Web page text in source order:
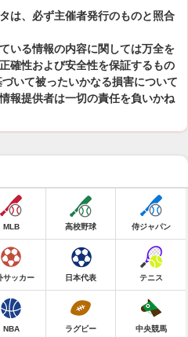
は、必ず主催者発行のものと照合
いる情報の内容に関しては万全を
確性および安全性を保証するもの
いて被ったいかなる損害について
報提供者は一切の責任を負いかね
MLB 高校野球 侍ジャパン
サッカー 日本代表 テニス
NBA ラグビー 中央競馬